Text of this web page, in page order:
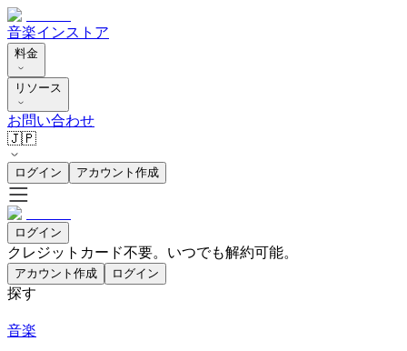
音楽インストア
料金
リソース
お問い合わせ
🇯🇵
ログイン アカウント作成
ログイン
クレジットカード不要。いつでも解約可能。
アカウント作成 ログイン
探す
音楽